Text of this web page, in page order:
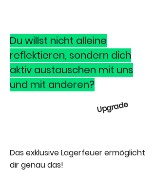
Du willst nicht alleine
reflektieren, sondern dich
aktiv austauschen mit uns
und mit anderen?
Upgrade
Das exklusive Lagerfeuer ermöglicht
dir genau das!